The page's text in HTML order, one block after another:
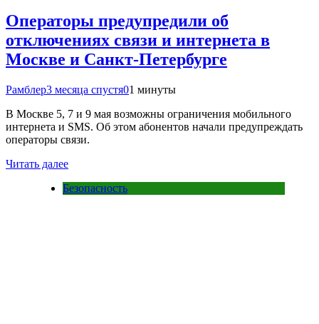
Операторы предупредили об
отключениях связи и интернета в
Москве и Санкт-Петербурге
Рамблер3 месяца спустя01 минуты
В Москве 5, 7 и 9 мая возможны ограничения мобильного
интернета и SMS. Об этом абонентов начали предупреждать
операторы связи.
Читать далее
Безопасность